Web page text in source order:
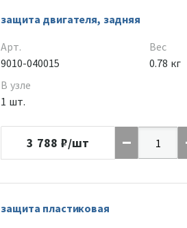
защита двигателя, задняя
Арт.
9010-040015
В узле
1 шт.
Вес
0.78 кг
3 788 ₽/шт
защита пластиковая